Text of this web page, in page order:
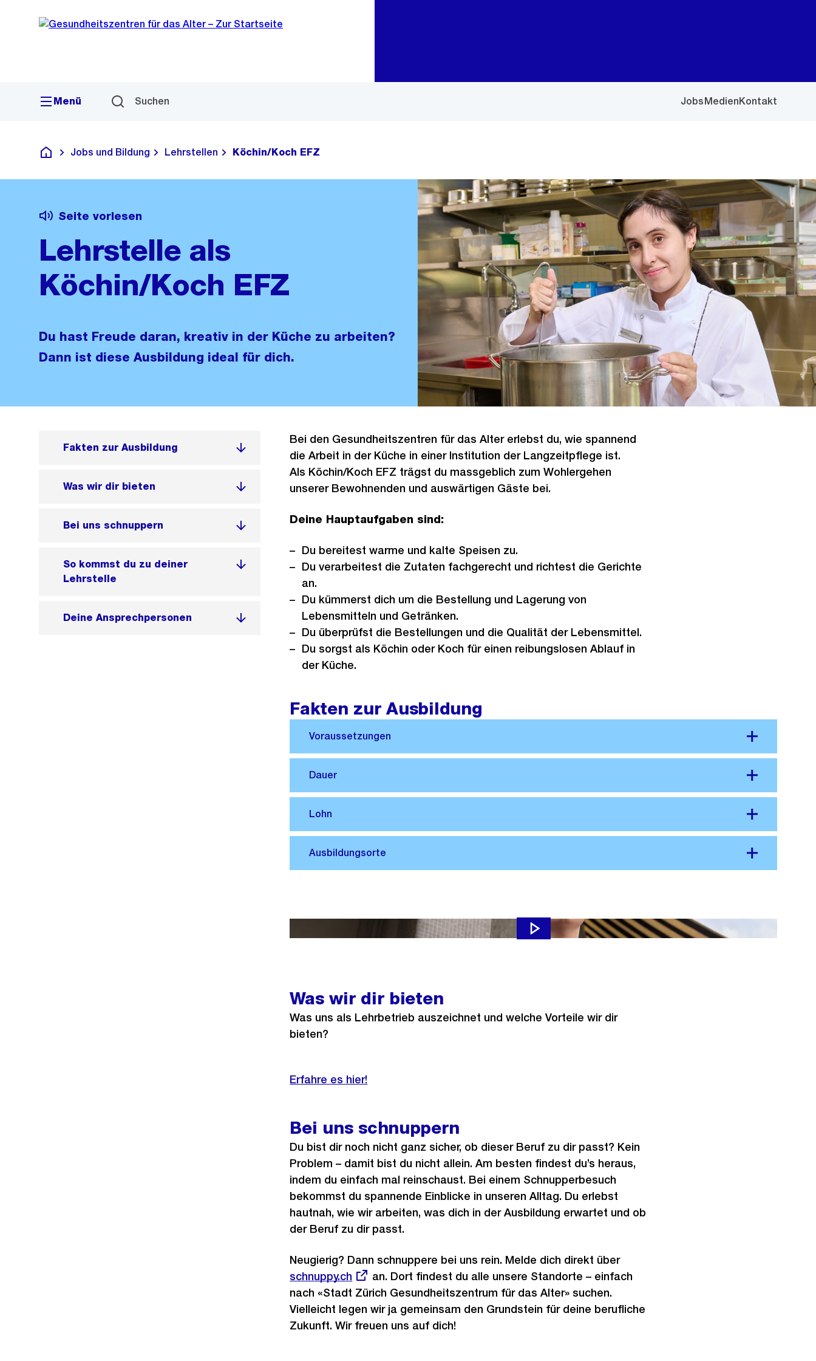
Navigation
Sprunglink
Menü Suchen JobsMedienKontakt
Gesundheitszentren für das Alter
Jobs und Bildung Lehrstellen Köchin/Koch EFZ
Seite vorlesen
Lehrstelle als
Köchin/Koch EFZ
Du hast Freude daran, kreativ in der Küche zu arbeiten?
Dann ist diese Ausbildung ideal für dich.
Fakten zur Ausbildung
Was wir dir bieten
Bei uns schnuppern
So kommst du zu deiner
Lehrstelle
Deine Ansprechpersonen
Bei den Gesundheitszentren für das Alter erlebst du, wie spannend
die Arbeit in der Küche in einer Institution der Langzeitpflege ist.
Als Köchin/Koch EFZ trägst du massgeblich zum Wohlergehen
unserer Bewohnenden und auswärtigen Gäste bei.
Deine Hauptaufgaben sind:
Du bereitest warme und kalte Speisen zu.
Du verarbeitest die Zutaten fachgerecht und richtest die Gerichte
an.
Du kümmerst dich um die Bestellung und Lagerung von
Lebensmitteln und Getränken.
Du überprüfst die Bestellungen und die Qualität der Lebensmittel.
Du sorgst als Köchin oder Koch für einen reibungslosen Ablauf in
der Küche.
Fakten zur Ausbildung
Was wir dir bieten
Was uns als Lehrbetrieb auszeichnet und welche Vorteile wir dir
bieten?
Erfahre es hier!
Bei uns schnuppern
Du bist dir noch nicht ganz sicher, ob dieser Beruf zu dir passt? Kein
Problem – damit bist du nicht allein. Am besten findest du’s heraus,
indem du einfach mal reinschaust. Bei einem Schnupperbesuch
bekommst du spannende Einblicke in unseren Alltag. Du erlebst
hautnah, wie wir arbeiten, was dich in der Ausbildung erwartet und ob
der Beruf zu dir passt.
Neugierig? Dann schnuppere bei uns rein. Melde dich direkt über
Externer
Link:
schnuppy.ch
an. Dort findest du alle unsere Standorte – einfach
nach «Stadt Zürich Gesundheitszentrum für das Alter» suchen.
Vielleicht legen wir ja gemeinsam den Grundstein für deine berufliche
Zukunft. Wir freuen uns auf dich!